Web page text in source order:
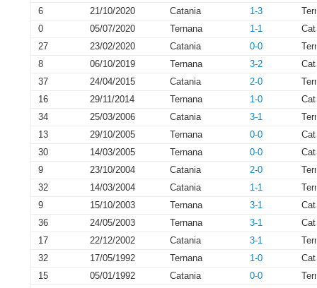
6
21/10/2020 Catania 1-3
0
05/07/2020 Ternana 1-1
27
23/02/2020 Catania 0-0
8
06/10/2019 Ternana 3-2
37
24/04/2015 Catania 2-0
16
29/11/2014 Ternana 1-0
34
25/03/2006 Catania 3-1
13
29/10/2005 Ternana 0-0
30
14/03/2005 Ternana 0-0
9
23/10/2004 Catania 2-0
32
14/03/2004 Catania 1-1
9
15/10/2003 Ternana 3-1
36
24/05/2003 Ternana 3-1
17
22/12/2002 Catania 3-1
32
17/05/1992 Ternana 1-0
15
05/01/1992 Catania 0-0